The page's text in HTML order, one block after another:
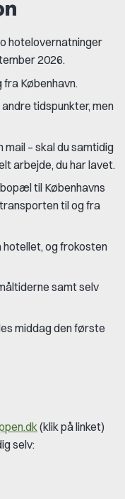
hotelovernatninger
2026.
København.
tidspunkter, men
mail – skal du samtidig
arbejde, du har lavet.
til Københavns
til og fra
hotellet, og frokosten
samt selv
middag den første
(klik på linket)
selv: